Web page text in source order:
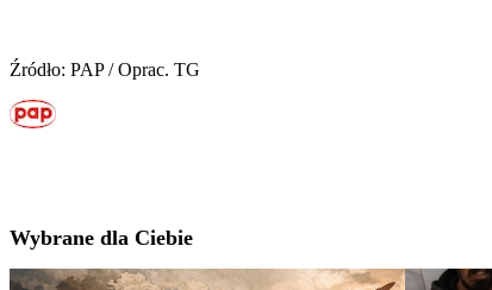
Źródło: PAP / Oprac. TG
Wybrane dla Ciebie